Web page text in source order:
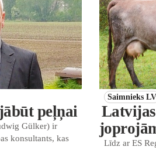
peļņai
Gülker) ir
konsultants, kas
Saimnieks LV
Līdz ar ES